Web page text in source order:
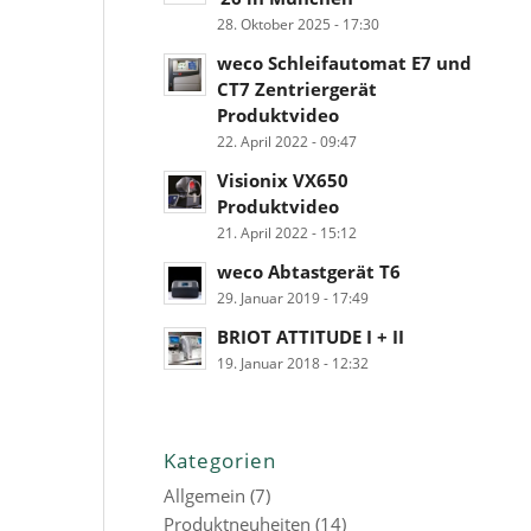
28. Oktober 2025 - 17:30
weco Schleifautomat E7 und
CT7 Zentriergerät
Produktvideo
22. April 2022 - 09:47
Visionix VX650
Produktvideo
21. April 2022 - 15:12
weco Abtastgerät T6
29. Januar 2019 - 17:49
BRIOT ATTITUDE I + II
19. Januar 2018 - 12:32
Kategorien
Allgemein (7)
Produktneuheiten (14)